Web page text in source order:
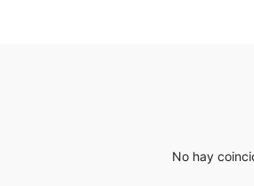
No hay